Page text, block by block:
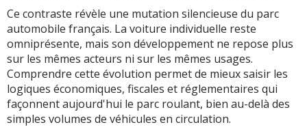
Ce contraste révèle une mutation silencieuse du parc
automobile français. La voiture individuelle reste
omniprésente, mais son développement ne repose plus
sur les mêmes acteurs ni sur les mêmes usages.
Comprendre cette évolution permet de mieux saisir les
logiques économiques, fiscales et réglementaires qui
façonnent aujourd'hui le parc roulant, bien au-delà des
simples volumes de véhicules en circulation.